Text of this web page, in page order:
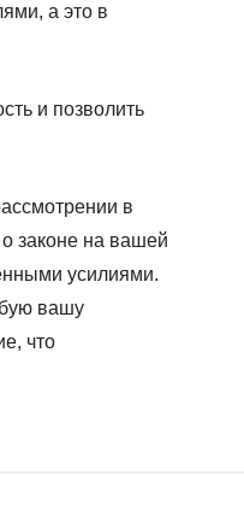
а это в
и позволить
в
законе на вашей
усилиями.
вашу
что